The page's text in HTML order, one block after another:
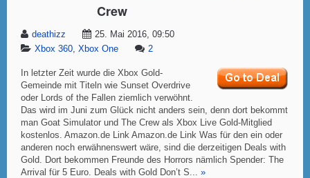
Crew
deathizz
25. Mai 2016, 09:50
Xbox 360 Xbox One 2
In letzter Zeit wurde die Xbox Gold-
Gemeinde mit Titeln wie Sunset Overdrive
oder Lords of the Fallen ziemlich verwöhnt.
Das wird im Juni zum Glück nicht anders sein, denn dort bekommt
man Goat Simulator und The Crew als Xbox Live Gold-Mitglied
kostenlos. Amazon.de Link Amazon.de Link Was für den ein oder
anderen noch erwähnenswert wäre, sind die derzeitigen Deals with
Gold. Dort bekommen Freunde des Horrors nämlich Spender: The
Arrival für 5 Euro. Deals with Gold Don’t S... »